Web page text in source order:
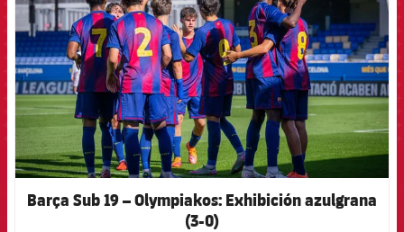
Barça Sub 19 – Olympiakos: Exhibición azulgrana
(3-0)